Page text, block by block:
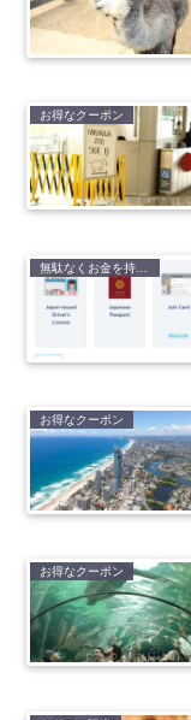
お得なクーポン
お得なクーポン
お得なクーポン